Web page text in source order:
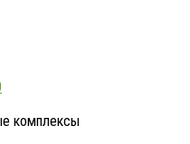
комплексы